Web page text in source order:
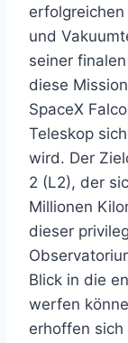
und
seiner
diese
SpaceX
Teleskop
wird. Der
2 (L2), der
Millionen
dieser
Blick in die
werfen
erhoffen